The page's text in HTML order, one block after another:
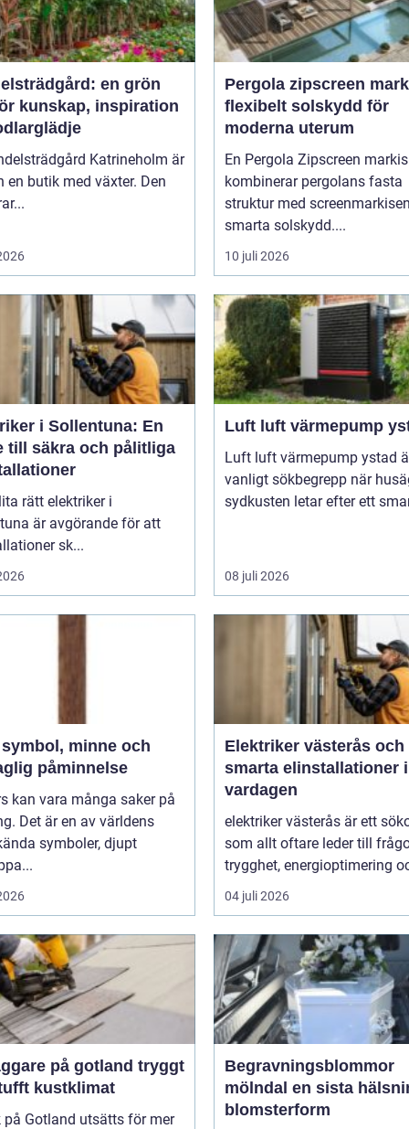
en grön
kunskap, inspiration
Katrineholm är
en butik med växter. Den
Pergola zipscreen
flexibelt solskydd för
moderna uterum
En Pergola Zipscreen markis
kombinerar pergolans fasta
struktur med
smarta solskydd....
10 juli 2026
i Sollentuna: En
till säkra och pålitliga
rätt elektriker i
är avgörande för att
sk...
Luft luft värmepump
Luft luft värmepump ystad
vanligt sökbegrepp när
sydkusten letar efter ett
08 juli 2026
påminnelse
kan vara många saker på
Det är en av världens
symboler, djupt
Elektriker västerås och
smarta elinstallationer i
vardagen
elektriker västerås är ett
som allt oftare leder till
trygghet, energioptimering
04 juli 2026
på gotland tryggt
kustklimat
på Gotland utsätts för mer
Begravningsblommor
mölndal en sista hälsning i
blomsterform